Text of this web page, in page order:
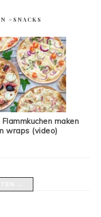
#SNACKS
maken
wraps (video)